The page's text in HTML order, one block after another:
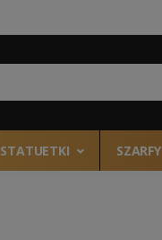
STATUETKI SZARFY